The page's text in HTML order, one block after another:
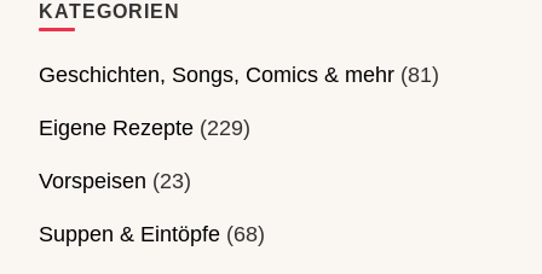
KATEGORIEN
Geschichten, Songs, Comics & mehr (81)
Eigene Rezepte (229)
Vorspeisen (23)
Suppen & Eintöpfe (68)